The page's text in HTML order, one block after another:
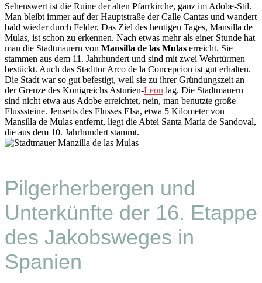
Sehenswert ist die Ruine der alten Pfarrkirche, ganz im Adobe-Stil.
Man bleibt immer auf der Hauptstraße der Calle Cantas und wandert
bald wieder durch Felder. Das Ziel des heutigen Tages, Mansilla de
Mulas, ist schon zu erkennen. Nach etwas mehr als einer Stunde hat
man die Stadtmauern von Mansilla de las Mulas erreicht. Sie
stammen aus dem 11. Jahrhundert und sind mit zwei Wehrtürmen
bestückt. Auch das Stadttor Arco de la Concepcion ist gut erhalten.
Die Stadt war so gut befestigt, weil sie zu ihrer Gründungszeit an
der Grenze des Königreichs Asturien-Leon lag. Die Stadtmauern
sind nicht etwa aus Adobe erreichtet, nein, man benutzte große
Flusssteine. Jenseits des Flusses Elsa, etwa 5 Kilometer von
Mansilla de Mulas entfernt, liegt die Abtei Santa Maria de Sandoval,
die aus dem 10. Jahrhundert stammt.
Pilgerherbergen und
Unterkünfte der 16. Etappe
des Jakobsweges in
Spanien